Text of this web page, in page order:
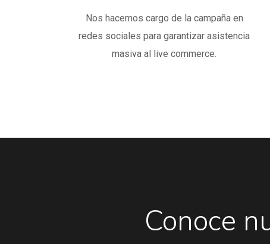
Nos hacemos cargo de la campaña en
redes sociales para garantizar asistencia
masiva al live commerce.
Conoce